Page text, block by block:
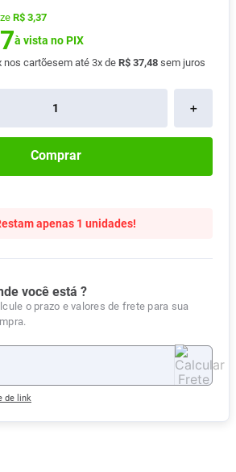
R$ 3,37
à vista no PIX
nos cartõesem até 3x de R$ 37,48 sem juros
＋
Comprar
apenas 1 unidades!
você está ?
o prazo e valores de frete para sua